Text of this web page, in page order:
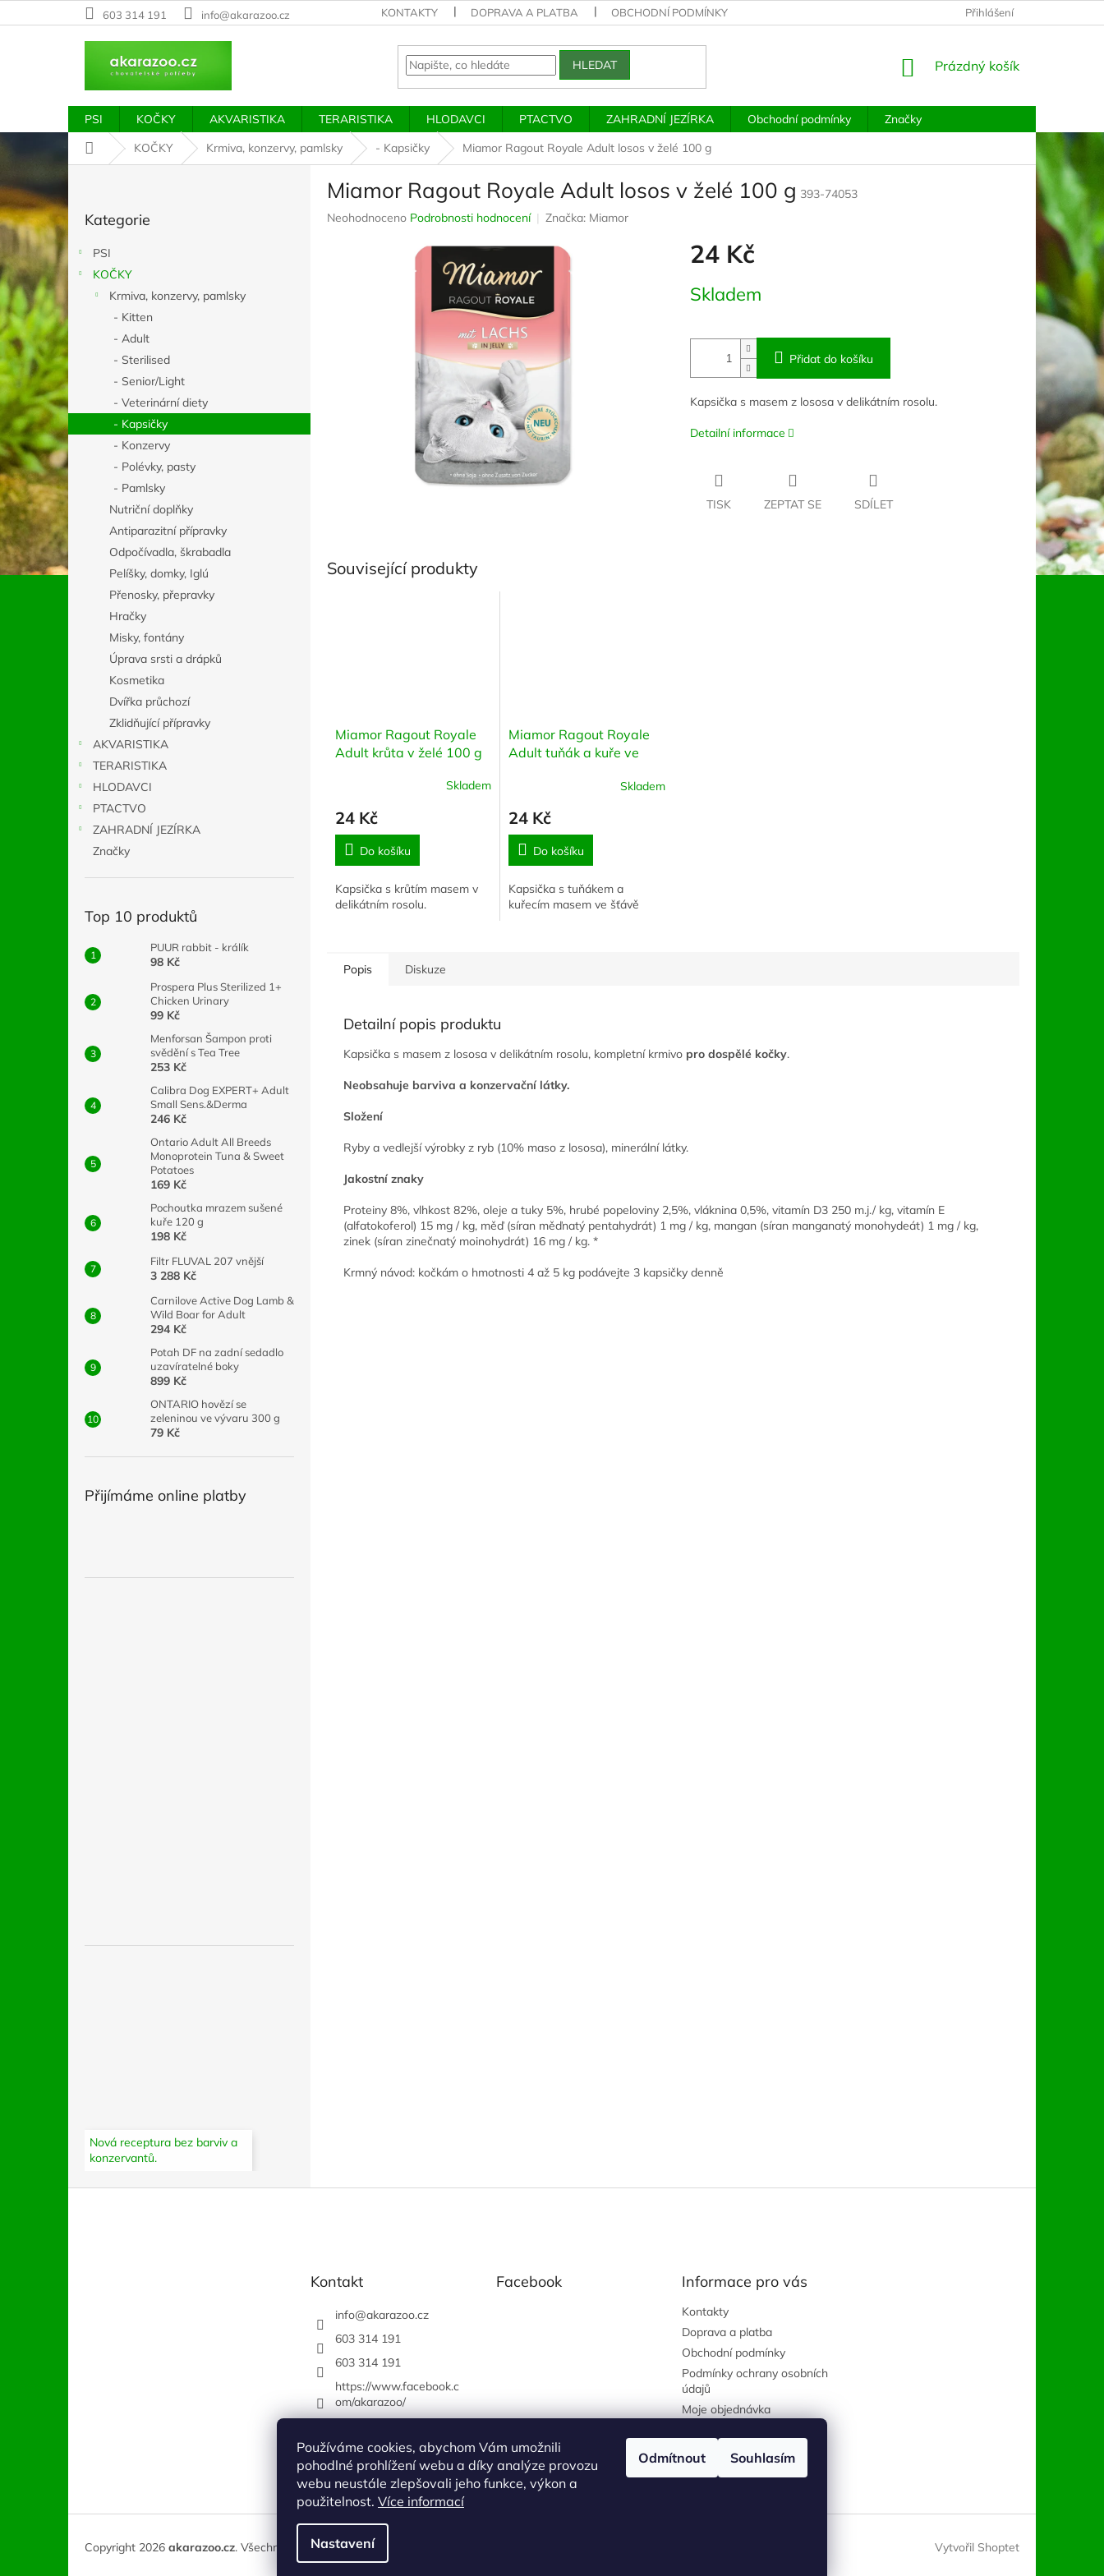
Používáme cookies, abychom Vám umožnili
pohodlné prohlížení webu a díky analýze provozu
webu neustále zlepšovali jeho funkce, výkon a
použitelnost. Více informací
Nastavení
Odmítnout Souhlasím
na
603 314 191 info@akarazoo.cz KONTAKTY DOPRAVA A PLATBA OBCHODNÍ PODMÍNKY PODMÍNKY OCHRANY OSOBNÍCH ÚDAJŮ MOJE OBJEDNÁVKA
Přihlášení
HLEDAT
NÁKUPNÍ
Prázdný košík
PSI KOČKY AKVARISTIKA TERARISTIKA HLODAVCI PTACTVO ZAHRADNÍ JEZÍRKA Obchodní podmínky
Značky
Domů
KOČKY Krmiva, konzervy, pamlsky - Kapsičky Miamor Ragout Royale Adult losos v želé 100 g
s
t
r
a
í
p
a
n
e
l
kategorie
Kategorie
PSI
KOČKY
Krmiva, konzervy, pamlsky
- Kitten
- Adult
- Sterilised
- Senior/Light
- Veterinární diety
- Kapsičky
- Konzervy
- Polévky, pasty
- Pamlsky
Nutriční doplňky
Antiparazitní přípravky
Odpočívadla, škrabadla
Pelíšky, domky, Iglú
Přenosky, přepravky
Hračky
Misky, fontány
Úprava srsti a drápků
Kosmetika
Dvířka průchozí
Zklidňující přípravky
AKVARISTIKA
TERARISTIKA
HLODAVCI
PTACTVO
ZAHRADNÍ JEZÍRKA
Značky
Top 10 produktů
PUUR rabbit - králík
98 Kč
Prospera Plus Sterilized 1+
Chicken Urinary
99 Kč
Menforsan Šampon proti
svědění s Tea Tree
253 Kč
Calibra Dog EXPERT+ Adult
Small Sens.&Derma
246 Kč
Ontario Adult All Breeds
Monoprotein Tuna & Sweet
Potatoes
169 Kč
Pochoutka mrazem sušené
kuře 120 g
198 Kč
Filtr FLUVAL 207 vnější
3 288 Kč
Carnilove Active Dog Lamb &
Wild Boar for Adult
294 Kč
Potah DF na zadní sedadlo
uzavíratelné boky
899 Kč
ONTARIO hovězí se
zeleninou ve vývaru 300 g
79 Kč
Přijímáme online platby
Nová receptura bez barviv a
konzervantů.
Miamor Ragout Royale Adult losos v želé 100 g 393-74053
Průměrné
Neohodnoceno Podrobnosti hodnocení Značka: Miamor
24 Kč
cena:
Skladem
Přidat do košíku
Kapsička s masem z lososa v delikátním rosolu.
Detailní informace
TISK ZEPTAT SE SDÍLET
Související produkty
Miamor Ragout Royale
Adult krůta v želé 100 g
Skladem
24 Kč
Do košíku
Kapsička s krůtím masem v
delikátním rosolu.
Miamor Ragout Royale
Adult tuňák a kuře ve
Skladem
24 Kč
Do košíku
Kapsička s tuňákem a
kuřecím masem ve šťávě
Popis Diskuze
Detailní popis produktu
Kapsička s masem z lososa v delikátním rosolu, kompletní krmivo pro dospělé kočky.
Neobsahuje barviva a konzervační látky.
Složení
Ryby a vedlejší výrobky z ryb (10% maso z lososa), minerální látky.
Jakostní znaky
Proteiny 8%, vlhkost 82%, oleje a tuky 5%, hrubé popeloviny 2,5%, vláknina 0,5%, vitamín D3 250 m.j./ kg, vitamín E
(alfatokoferol) 15 mg / kg, měď (síran měďnatý pentahydrát) 1 mg / kg, mangan (síran manganatý monohydeát) 1 mg / kg,
zinek (síran zinečnatý moinohydrát) 16 mg / kg. *
Krmný návod: kočkám o hmotnosti 4 až 5 kg podávejte 3 kapsičky denně
Kontakt
info@akarazoo.cz
603 314 191
603 314 191
https://www.facebook.c
om/akarazoo/
Facebook Informace pro vás
Kontakty
Doprava a platba
Obchodní podmínky
Podmínky ochrany osobních
údajů
Moje objednávka
Náš FACEBOOK AKČNÍ ZBOŽÍ Tisíce výdejních míst po celé ČR
Vytvořil Shoptet
Copyright 2026 akarazoo.cz. Všechna práva vyhrazena.